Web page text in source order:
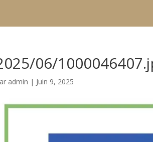
06/
admin | Juin 9, 2025